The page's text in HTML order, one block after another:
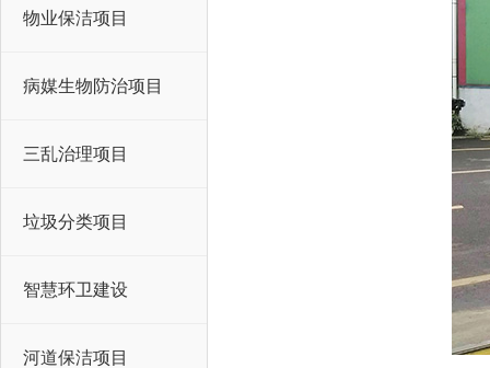
物业保洁项目
病媒生物防治项目
三乱治理项目
垃圾分类项目
智慧环卫建设
河道保洁项目